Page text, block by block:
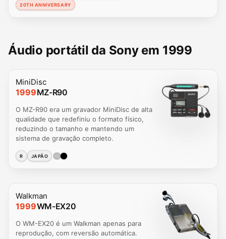
20TH ANNIVERSARY
Áudio portátil da Sony em 1999
MiniDisc
1999MZ-R90
O MZ-R90 era um gravador MiniDisc de alta
qualidade que redefiniu o formato físico,
reduzindo o tamanho e mantendo um
sistema de gravação completo.
R JAPÃO
Walkman
1999WM-EX20
O WM-EX20 é um Walkman apenas para
reprodução, com reversão automática.